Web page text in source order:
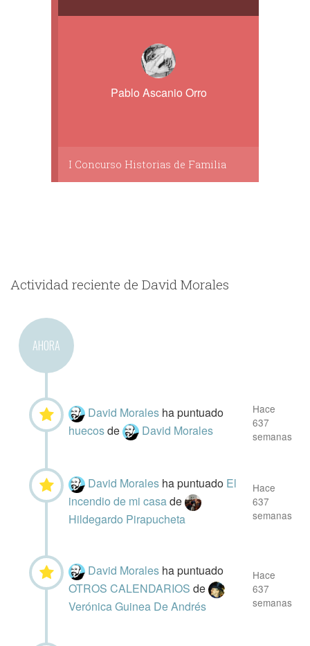
Pablo Ascanio Orro
I Concurso Historias de Familia
Actividad reciente de David Morales
AHORA
David Morales ha puntuado
huecosde David Morales
Hace
637
semanas
David Morales ha puntuado El
incendio de mi casade
Hildegardo Pirapucheta
Hace
637
semanas
David Morales ha puntuado
OTROS CALENDARIOSde
Verónica Guinea De Andrés
Hace
637
semanas